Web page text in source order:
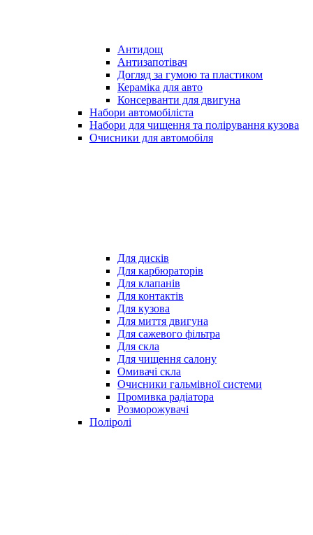
Антидощ
Антизапотівач
Догляд за гумою та пластиком
Кераміка для авто
Консерванти для двигуна
Набори автомобіліста
Набори для чищення та полірування кузова
Очисники для автомобіля
Для дисків
Для карбюраторів
Для клапанів
Для контактів
Для кузова
Для миття двигуна
Для сажевого фільтра
Для скла
Для чищення салону
Омивачі скла
Очисники гальмівної системи
Промивка радіатора
Розморожувачі
Поліролі